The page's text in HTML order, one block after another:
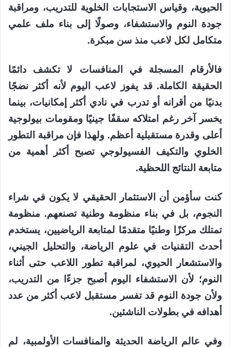
الحيوية، وقياس الاستجابات الخلوية للتدريب، ومراقبة
جودة النوم والاستشفاء، وصولًا إلى بناء ملف علمي
متكامل لكل لاعب منذ سن مبكرة.
فالأرقام المسجلة في المنافسات لا تكشف دائمًا
الحقيقة الكاملة. قد يفوز لاعب اليوم لأنه أكثر نضجًا
بدنيًا من أقرانه أو تدرب في نادي أكثر إمكانيات، بينما
يخسر آخر رغم امتلاكه سقفًا جينيًا ومقومات بيولوجية
أعلى وقدرة مستقبلية أعظم. ولهذا فإن مراقبة التطور
الخلوي والتكيف الفسيولوجي تصبح أكثر أهمية من
متابعة النتائج اللحظية.
كنت سأؤمن أن الاستثمار الحقيقي لا يكون في شراء
النجوم، بل في بناء منظومة وطنية تصنعهم. منظومة
تمتلك مركزًا وطنيًا متقدمًا لمتابعة الرياضيين، يستخدم
أحدث التقنيات في علوم الرياضة، والتحليل الجيني،
والاستشعار الحيوي، لمراقبة تطور اللاعب حتى أثناء
النوم؛ لأن الاستشفاء اليوم أصبح جزءًا من التدريب،
ولأن جودة النوم قد تفسر مستقبل لاعب أكثر من عدد
أهدافه في بطولات الناشئين.
وفي عالم الرياضة الحديثة والمنافسات الأولمبية، لم